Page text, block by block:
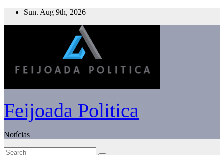
Skip
Sun. Aug 9th, 2026
Feijoada Politica
Notícias